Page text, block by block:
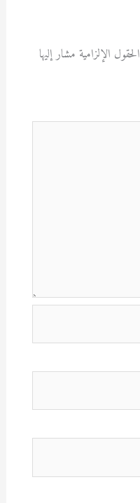
الحقول الإلزامية مشار إليها